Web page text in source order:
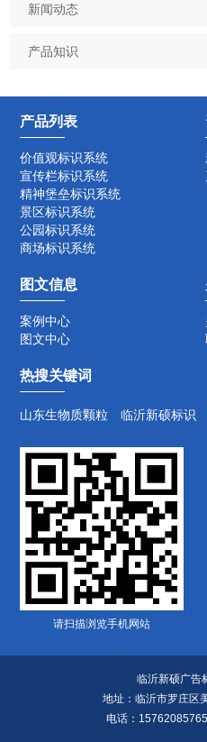
新闻动态
产品知识
产品列表
价值观标识系统
宣传栏标识系统
精神堡垒标识系统
景区标识系统
公园标识系统
商场标识系统
图文信息
案例中心
图文中心
热搜关键词
山东生物质颗粒 临沂新硕标识
请扫描浏览手机网站
临沂新硕广告
地址：临沂市罗庄区
电话：